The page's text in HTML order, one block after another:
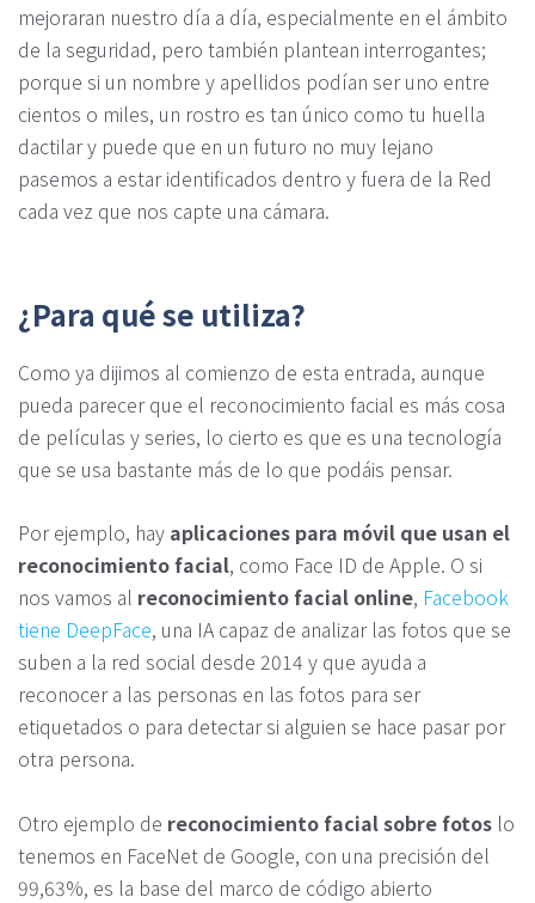
mejoraran nuestro día a día, especialmente en el ámbito
de la seguridad, pero también plantean interrogantes;
porque si un nombre y apellidos podían ser uno entre
cientos o miles, un rostro es tan único como tu huella
dactilar y puede que en un futuro no muy lejano
pasemos a estar identificados dentro y fuera de la Red
cada vez que nos capte una cámara.
¿Para qué se utiliza?
Como ya dijimos al comienzo de esta entrada, aunque
pueda parecer que el reconocimiento facial es más cosa
de películas y series, lo cierto es que es una tecnología
que se usa bastante más de lo que podáis pensar.
Por ejemplo, hay aplicaciones para móvil que usan el
reconocimiento facial, como Face ID de Apple. O si
nos vamos al reconocimiento facial online, Facebook
tiene DeepFace, una IA capaz de analizar las fotos que se
suben a la red social desde 2014 y que ayuda a
reconocer a las personas en las fotos para ser
etiquetados o para detectar si alguien se hace pasar por
otra persona.
Otro ejemplo de reconocimiento facial sobre fotos lo
tenemos en FaceNet de Google, con una precisión del
99,63%, es la base del marco de código abierto